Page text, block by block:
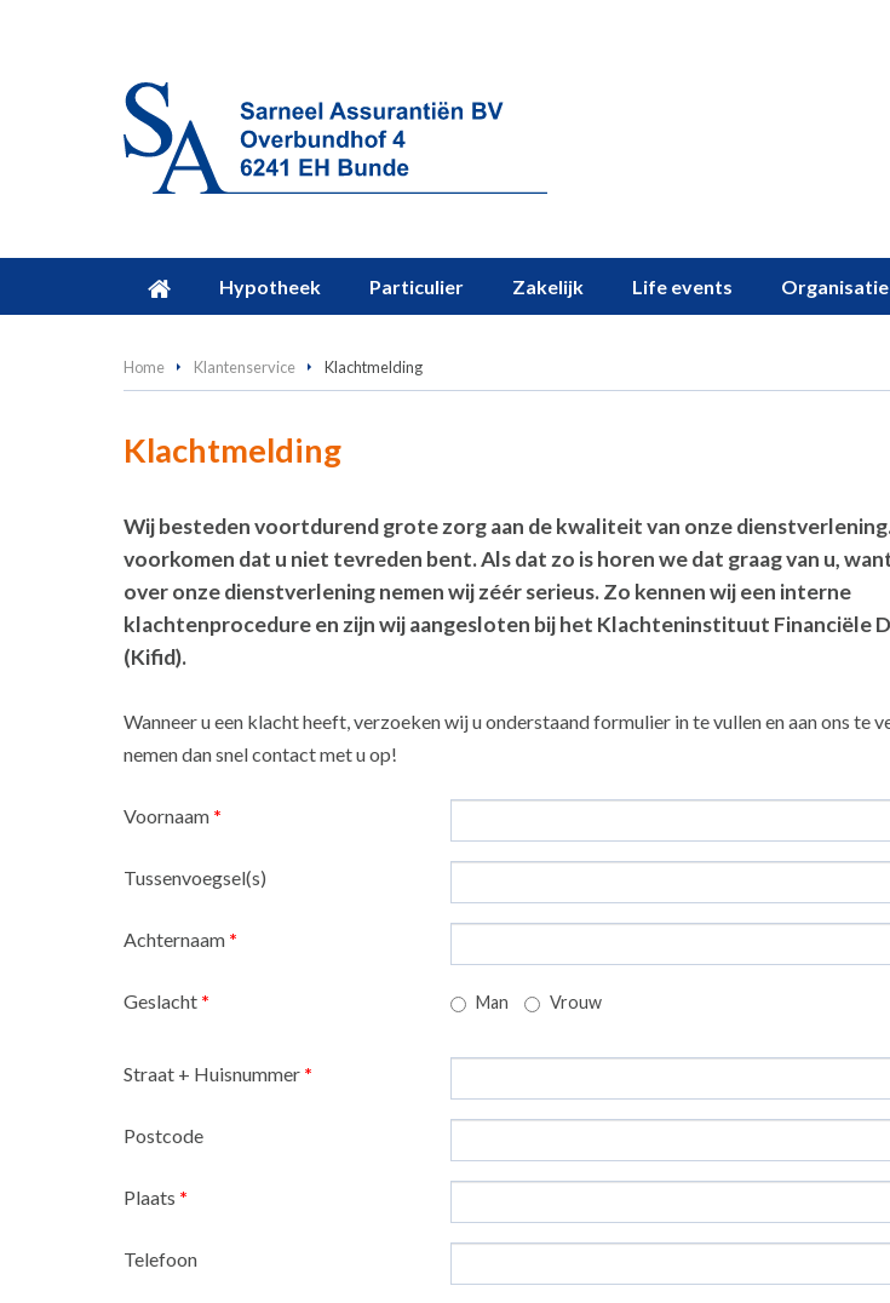
Hypotheek Particulier Zakelijk Life events Organisatie
Home Klantenservice Klachtmelding
Klachtmelding
Wij besteden voortdurend grote zorg aan de kwaliteit van onze
voorkomen dat u niet tevreden bent. Als dat zo is horen we dat graag van u,
over onze dienstverlening nemen wij zéér serieus. Zo kennen wij een interne
klachtenprocedure en zijn wij aangesloten bij het Klachteninstituut Financiële
(Kifid).
Wanneer u een klacht heeft, verzoeken wij u onderstaand formulier in te vullen en aan ons te
nemen dan snel contact met u op!
Voornaam *
Tussenvoegsel(s)
Achternaam *
Geslacht * Man Vrouw
Straat + Huisnummer *
Postcode
Plaats *
Telefoon